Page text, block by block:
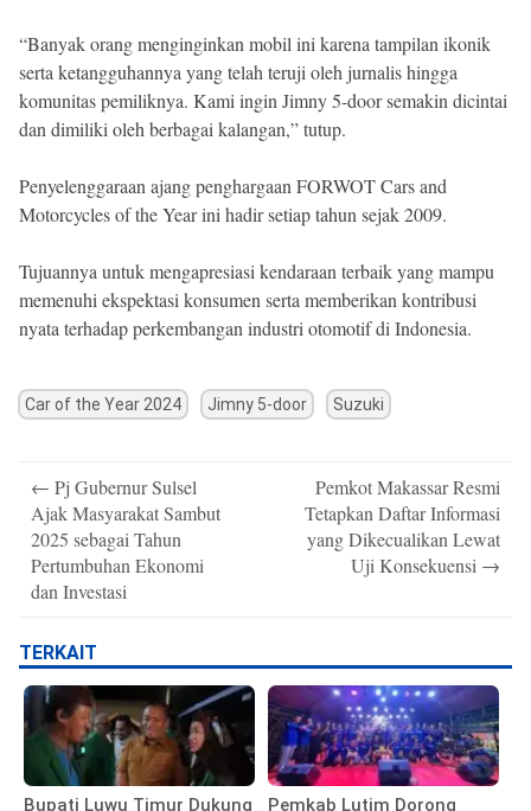
“Banyak orang menginginkan mobil ini karena tampilan ikonik
serta ketangguhannya yang telah teruji oleh jurnalis hingga
komunitas pemiliknya. Kami ingin Jimny 5-door semakin dicintai
dan dimiliki oleh berbagai kalangan,” tutup.
Penyelenggaraan ajang penghargaan FORWOT Cars and
Motorcycles of the Year ini hadir setiap tahun sejak 2009.
Tujuannya untuk mengapresiasi kendaraan terbaik yang mampu
memenuhi ekspektasi konsumen serta memberikan kontribusi
nyata terhadap perkembangan industri otomotif di Indonesia.
Car of the Year 2024 Jimny 5-door Suzuki
navigation
← Pj Gubernur Sulsel
Ajak Masyarakat Sambut
2025 sebagai Tahun
Pertumbuhan Ekonomi
dan Investasi
Pemkot Makassar Resmi
Tetapkan Daftar Informasi
yang Dikecualikan Lewat
Uji Konsekuensi →
TERKAIT
Bupati Luwu Timur Dukung Pemkab Lutim Dorong